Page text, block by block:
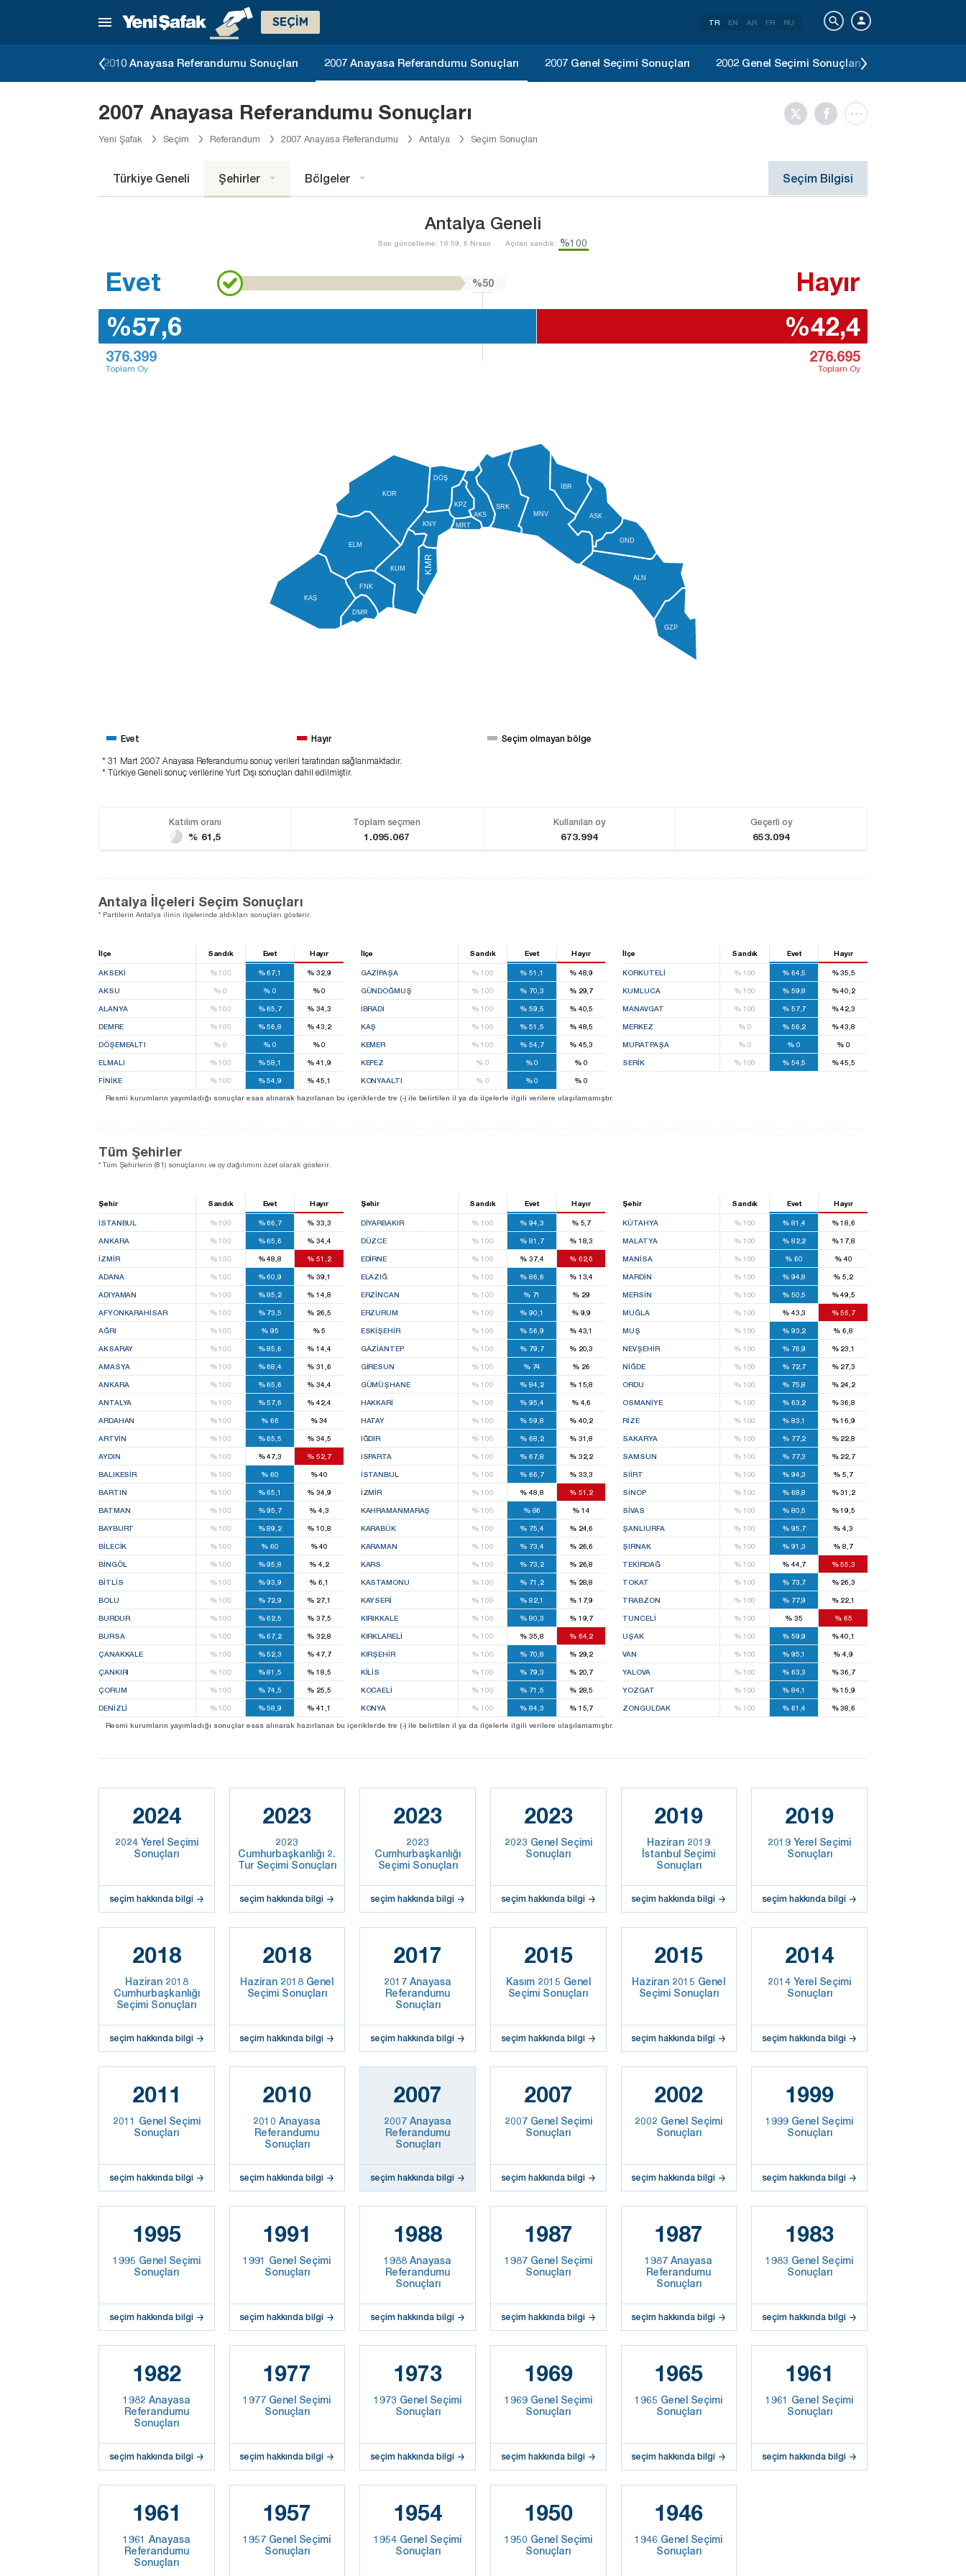
SEÇİM TR EN AR FR RU
2010 Anayasa Referandumu Sonuçları 2007 Anayasa Referandumu Sonuçları 2007 Genel Seçimi Sonuçları 2002 Genel Seçimi Sonuçları
2007 Anayasa Referandumu Sonuçları
Yeni Şafak Seçim Referandum 2007 Anayasa Referandumu Antalya Seçim Sonuçları
Türkiye Geneli Şehirler Bölgeler Seçim Bilgisi
Antalya Geneli
Son güncelleme: 18:59, 6 Nisan Açılan sandık: %100
%50
Evet
%57,6
376.399
Toplam Oy
Hayır
%42,4
276.695
Toplam Oy
ASK
ALN
ELM
FNK
GZP
GND
KAŞ
KOR
KUM
MNV
SRK
DMR
İBR
KMR
KPZ
KNY MRT
AKS
DÖŞ
Evet Hayır Seçim olmayan bölge
* 31 Mart 2007 Anayasa Referandumu sonuç verileri tarafından sağlanmaktadır.
* Türkiye Geneli sonuç verilerine Yurt Dışı sonuçları dahil edilmiştir.
Katılım oranı
% 61,5
Toplam seçmen
1.095.067
Kullanılan oy
673.994
Geçerli oy
653.094
Antalya İlçeleri Seçim Sonuçları
* Partilerin Antalya ilinin ilçelerinde aldıkları sonuçları gösterir.
İlçe Sandık Evet Hayır İlçe Sandık Evet Hayır İlçe Sandık Evet Hayır
AKSEKİ %100 %67,1 % 32,9
AKSU % 0 %0 %0
ALANYA %100 %65,7 % 34,3
DEMRE %100 %56,8 % 43,2
DÖŞEMEALTI % 0 %0 %0
ELMALI %100 %58,1 % 41,9
FİNİKE %100 %54,9 % 45,1
GAZİPAŞA % 100 % 51,1 %48,9
GÜNDOĞMUŞ % 100 % 70,3 %29,7
İBRADI % 100 % 59,5 %40,5
KAŞ % 100 % 51,5 %48,5
KEMER % 100 % 54,7 %45,3
KEPEZ % 0 %0 % 0
KONYAALTI % 0 %0 % 0
KORKUTELİ %100 %64,5 %35,5
KUMLUCA %100 %59,8 %40,2
MANAVGAT %100 %57,7 %42,3
MERKEZ %0 %56,2 %43,8
MURATPAŞA %0 % 0 %0
SERİK %100 %54,5 %45,5
Resmi kurumların yayımladığı sonuçlar esas alınarak hazırlanan bu içeriklerde tre (-) ile belirtilen il ya da ilçelerle ilgili verilere ulaşılamamıştır.
Tüm Şehirler
* Tüm Şehirlerin (81) sonuçlarını ve oy dağılımını özet olarak gösterir.
Şehir Sandık Evet Hayır Şehir Sandık Evet Hayır Şehir Sandık Evet Hayır
İSTANBUL %100 %66,7 % 33,3
ANKARA %100 %65,6 % 34,4
İZMIR %100 %48,8 % 51,2
ADANA %100 %60,9 % 39,1
ADIYAMAN %100 %85,2 % 14,8
AFYONKARAHISAR %100 %73,5 % 26,5
AĞRI %100 %95 %5
AKSARAY %100 %85,6 % 14,4
AMASYA %100 %68,4 % 31,6
ANKARA %100 %65,6 % 34,4
ANTALYA %100 %57,6 % 42,4
ARDAHAN %100 %66 %34
ARTVIN %100 %65,5 % 34,5
AYDIN %100 %47,3 % 52,7
BALIKESIR %100 %60 %40
BARTIN %100 %65,1 % 34,9
BATMAN %100 %95,7 % 4,3
BAYBURT %100 %89,2 % 10,8
BILECIK %100 %60 %40
BINGÖL %100 %95,8 % 4,2
BITLIS %100 %93,9 % 6,1
BOLU %100 %72,9 % 27,1
BURDUR %100 %62,5 % 37,5
BURSA %100 %67,2 % 32,8
ÇANAKKALE %100 %52,3 % 47,7
ÇANKIRI %100 %81,5 % 18,5
ÇORUM %100 %74,5 % 25,5
DENIZLI %100 %58,9 % 41,1
DIYARBAKIR % 100 % 94,3 %5,7
DÜZCE % 100 % 81,7 %18,3
EDIRNE % 100 % 37,4 %62,6
ELAZIĞ % 100 % 86,6 %13,4
ERZINCAN % 100 %71 % 29
ERZURUM % 100 % 90,1 %9,9
ESKIŞEHIR % 100 % 56,9 %43,1
GAZIANTEP % 100 % 79,7 %20,3
GIRESUN % 100 %74 % 26
GÜMÜŞHANE % 100 % 84,2 %15,8
HAKKARI % 100 % 95,4 %4,6
HATAY % 100 % 59,8 %40,2
IĞDIR % 100 % 68,2 %31,8
ISPARTA % 100 % 67,8 %32,2
İSTANBUL % 100 % 66,7 %33,3
İZMIR % 100 % 48,8 %51,2
KAHRAMANMARAŞ % 100 %86 % 14
KARABÜK % 100 % 75,4 %24,6
KARAMAN % 100 % 73,4 %26,6
KARS % 100 % 73,2 %26,8
KASTAMONU % 100 % 71,2 %28,8
KAYSERI % 100 % 82,1 %17,9
KIRIKKALE % 100 % 80,3 %19,7
KIRKLARELI % 100 % 35,8 %64,2
KIRŞEHIR % 100 % 70,8 %29,2
KILIS % 100 % 79,3 %20,7
KOCAELI % 100 % 71,5 %28,5
KONYA % 100 % 84,3 %15,7
KÜTAHYA %100 %81,4 %18,6
MALATYA %100 %82,2 %17,8
MANISA %100 % 60 %40
MARDIN %100 %94,8 % 5,2
MERSIN %100 %50,5 %49,5
MUĞLA %100 %43,3 %56,7
MUŞ %100 %93,2 % 6,8
NEVŞEHIR %100 %76,9 %23,1
NIĞDE %100 %72,7 %27,3
ORDU %100 %75,8 %24,2
OSMANIYE %100 %63,2 %36,8
RIZE %100 %83,1 %16,9
SAKARYA %100 %77,2 %22,8
SAMSUN %100 %77,3 %22,7
SIIRT %100 %94,3 % 5,7
SINOP %100 %68,8 %31,2
SIVAS %100 %80,5 %19,5
ŞANLIURFA %100 %95,7 % 4,3
ŞIRNAK %100 %91,3 % 8,7
TEKIRDAĞ %100 %44,7 %55,3
TOKAT %100 %73,7 %26,3
TRABZON %100 %77,9 %22,1
TUNCELI %100 % 35 %65
UŞAK %100 %59,9 %40,1
VAN %100 %95,1 % 4,9
YALOVA %100 %63,3 %36,7
YOZGAT %100 %84,1 %15,9
ZONGULDAK %100 %61,4 %38,6
Resmi kurumların yayımladığı sonuçlar esas alınarak hazırlanan bu içeriklerde tre (-) ile belirtilen il ya da ilçelerle ilgili verilere ulaşılamamıştır.
2024
2024 Yerel Seçimi
Sonuçları
seçim hakkında bilgi
2023
2023
Cumhurbaşkanlığı 2.
Tur Seçimi Sonuçları
seçim hakkında bilgi
2023
2023
Cumhurbaşkanlığı
Seçimi Sonuçları
seçim hakkında bilgi
2023
2023 Genel Seçimi
Sonuçları
seçim hakkında bilgi
2019
Haziran 2019
İstanbul Seçimi
Sonuçları
seçim hakkında bilgi
2019
2019 Yerel Seçimi
Sonuçları
seçim hakkında bilgi
2018
Haziran 2018
Cumhurbaşkanlığı
Seçimi Sonuçları
seçim hakkında bilgi
2018
Haziran 2018 Genel
Seçimi Sonuçları
seçim hakkında bilgi
2017
2017 Anayasa
Referandumu
Sonuçları
seçim hakkında bilgi
2015
Kasım 2015 Genel
Seçimi Sonuçları
seçim hakkında bilgi
2015
Haziran 2015 Genel
Seçimi Sonuçları
seçim hakkında bilgi
2014
2014 Yerel Seçimi
Sonuçları
seçim hakkında bilgi
2011
2011 Genel Seçimi
Sonuçları
seçim hakkında bilgi
2010
2010 Anayasa
Referandumu
Sonuçları
seçim hakkında bilgi
2007
2007 Anayasa
Referandumu
Sonuçları
seçim hakkında bilgi
2007
2007 Genel Seçimi
Sonuçları
seçim hakkında bilgi
2002
2002 Genel Seçimi
Sonuçları
seçim hakkında bilgi
1999
1999 Genel Seçimi
Sonuçları
seçim hakkında bilgi
1995
1995 Genel Seçimi
Sonuçları
seçim hakkında bilgi
1991
1991 Genel Seçimi
Sonuçları
seçim hakkında bilgi
1988
1988 Anayasa
Referandumu
Sonuçları
seçim hakkında bilgi
1987
1987 Genel Seçimi
Sonuçları
seçim hakkında bilgi
1987
1987 Anayasa
Referandumu
Sonuçları
seçim hakkında bilgi
1983
1983 Genel Seçimi
Sonuçları
seçim hakkında bilgi
1982
1982 Anayasa
Referandumu
Sonuçları
seçim hakkında bilgi
1977
1977 Genel Seçimi
Sonuçları
seçim hakkında bilgi
1973
1973 Genel Seçimi
Sonuçları
seçim hakkında bilgi
1969
1969 Genel Seçimi
Sonuçları
seçim hakkında bilgi
1965
1965 Genel Seçimi
Sonuçları
seçim hakkında bilgi
1961
1961 Genel Seçimi
Sonuçları
seçim hakkında bilgi
1961
1961 Anayasa
Referandumu
Sonuçları
1957
1957 Genel Seçimi
Sonuçları
1954
1954 Genel Seçimi
Sonuçları
1950
1950 Genel Seçimi
Sonuçları
1946
1946 Genel Seçimi
Sonuçları